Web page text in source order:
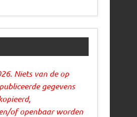
Niets van de op
gegevens
of openbaar worden